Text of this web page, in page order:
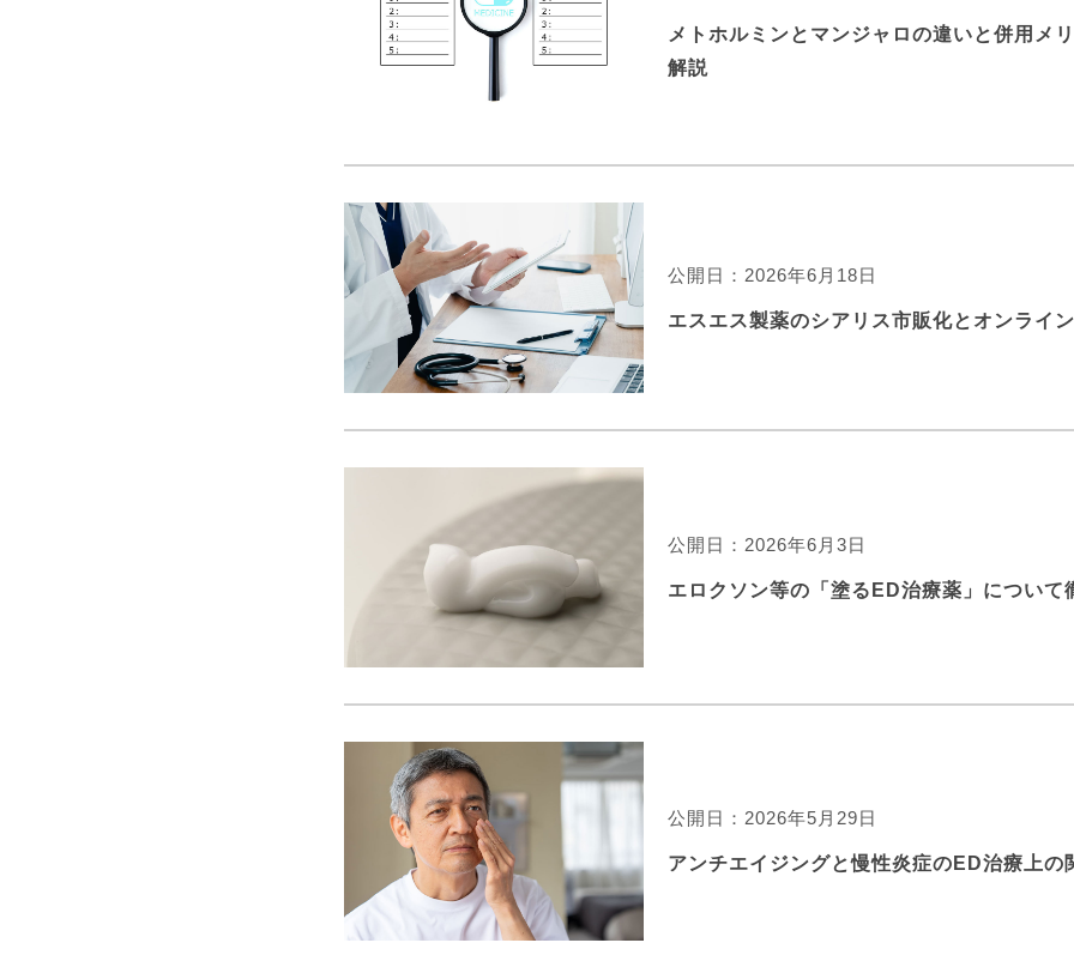
メトホルミンとマンジャロの違いと併用メ
解説
公開日：2026年6月18日
エスエス製薬のシアリス市販化とオンライ
公開日：2026年6月3日
エロクソン等の「塗るED治療薬」について
公開日：2026年5月29日
アンチエイジングと慢性炎症のED治療上の